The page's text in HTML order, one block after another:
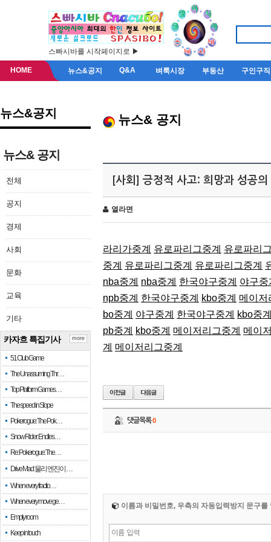
스빠시바를 시작페이지로 ▶
HOME 뉴스&공지 Q&A 벼룩시장 부동산 구인구직
뉴스&공지
뉴스& 공지
전체
공지
경제
사회
문화
교육
기타
카자흐 특집기사
51 Club Game
The Unassuming Thr…
Top Platform Games…
The speed in Slope
Pokerogue: The Pok…
Snow Rider: Endles…
Re: Pokerogue: The…
Drive Mad: 물리 엔진이 …
When every fractio…
When every move ge…
Empty room
Keep in touch
more
뉴스& 공지
[사회] 긍정적 사고: 희망과 성공의
열라면
라리가중계 유로파리그중계 유로파리
중계 유로파리그중계 유로파리그중계
nba중계 nba중계 한국야구중계 야구중
npb중계 한국야구중계 kbo중계 메이저
bo중계 야구중계 한국야구중계
kbo중
pb중계
kbo중계 메이저리그중계 메이
계 메이저리그중계
댓글목록0
이름과 비밀번호, 우측의 자동입력방지 문구를